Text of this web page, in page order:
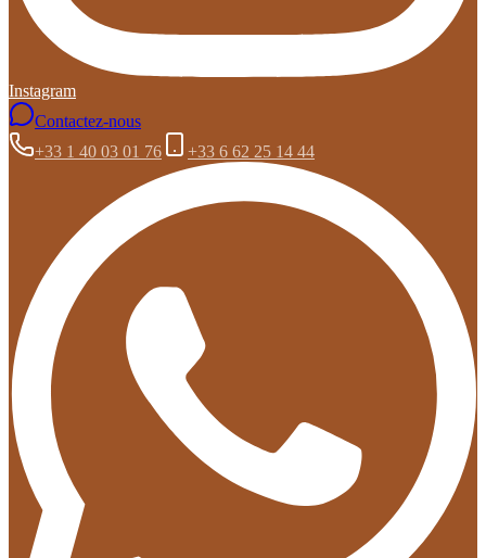
Instagram
Contactez-nous
+33 1 40 03 01 76
+33 6 62 25 14 44